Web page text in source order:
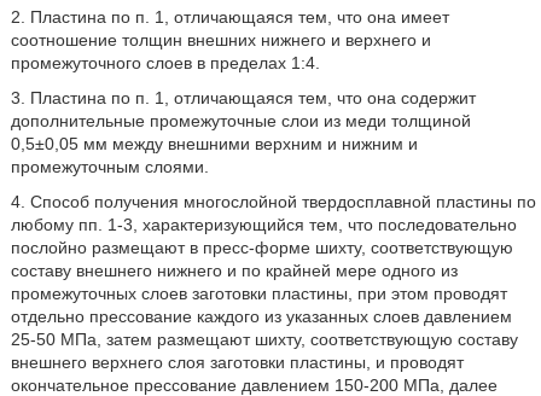
2. Пластина по п. 1, отличающаяся тем, что она имеет
соотношение толщин внешних нижнего и верхнего и
промежуточного слоев в пределах 1:4.
3. Пластина по п. 1, отличающаяся тем, что она содержит
дополнительные промежуточные слои из меди толщиной
0,5±0,05 мм между внешними верхним и нижним и
промежуточным слоями.
4. Способ получения многослойной твердосплавной пластины по
любому пп. 1-3, характеризующийся тем, что последовательно
послойно размещают в пресс-форме шихту, соответствующую
составу внешнего нижнего и по крайней мере одного из
промежуточных слоев заготовки пластины, при этом проводят
отдельно прессование каждого из указанных слоев давлением
25-50 МПа, затем размещают шихту, соответствующую составу
внешнего верхнего слоя заготовки пластины, и проводят
окончательное прессование давлением 150-200 МПа, далее